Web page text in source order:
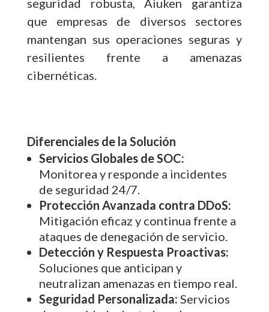
que empresas de diversos sectores
mantengan sus operaciones seguras y
resilientes frente a amenazas
cibernéticas.
Diferenciales de la Solución
Servicios Globales de SOC:
Monitorea y responde a incidentes
de seguridad 24/7.
Protección Avanzada contra DDoS:
Mitigación eficaz y continua frente a
ataques de denegación de servicio.
Detección y Respuesta Proactivas:
Soluciones que anticipan y
neutralizan amenazas en tiempo real.
Seguridad Personalizada: Servicios